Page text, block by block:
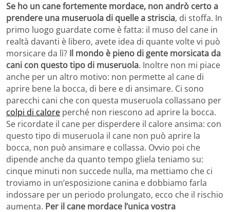
Se ho un cane fortemente mordace, non andrò certo a
prendere una museruola di quelle a striscia, di stoffa. In
primo luogo guardate come è fatta: il muso del cane in
realtà davanti è libero, avete idea di quante volte vi può
morsicare da lì? Il mondo è pieno di gente morsicata da
cani con questo tipo di museruola. Inoltre non mi piace
anche per un altro motivo: non permette al cane di
aprire bene la bocca, di bere e di ansimare. Ci sono
parecchi cani che con questa museruola collassano per
colpi di calore perché non riescono ad aprire la bocca.
Se ricordate il cane per disperdere il calore ansima: con
questo tipo di museruola il cane non può aprire la
bocca, non può ansimare e collassa. Ovvio poi che
dipende anche da quanto tempo gliela teniamo su:
cinque minuti non succede nulla, ma mettiamo che ci
troviamo in un’esposizione canina e dobbiamo farla
indossare per un periodo prolungato, ecco che il rischio
aumenta. Per il cane mordace l’unica vostra